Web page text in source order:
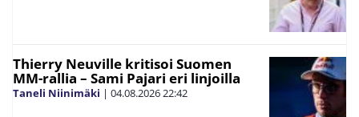
Thierry Neuville kritisoi Suomen
MM-rallia – Sami Pajari eri linjoilla
Taneli Niinimäki | 04.08.202622:42